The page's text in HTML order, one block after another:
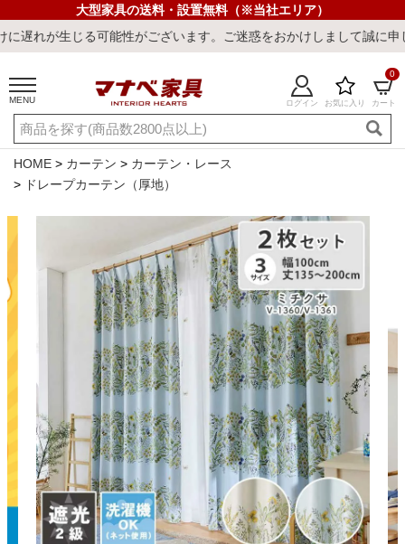
大型家具の送料・設置無料（※当社エリア）
可能性がございます。ご迷惑をおかけしまして誠に申し訳ございま
MENU ログイン お気に入り カート
0
ご利用ガイド 新規会員登録
店舗一覧 閲覧履歴
よくある質問
キーワード・商品番号で探す
冷感ラグ 冷感寝具 ワークデスク ウィルトンラ
カテゴリから探す
ソファ
HOME カーテン
カーテン・レース
ドレープカーテン（厚地）